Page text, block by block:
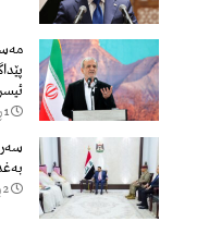
1 ڕۆژ لەمەوبەر
2 ڕۆژ لەمەوبەر